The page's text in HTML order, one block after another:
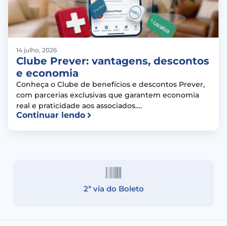
14 julho, 2026
Clube Prever: vantagens, descontos
e economia
Conheça o Clube de benefícios e descontos Prever,
com parcerias exclusivas que garantem economia
real e praticidade aos associados….
Continuar lendo
2ª via do Boleto